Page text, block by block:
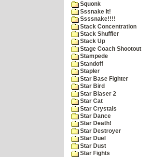
Squonk
Sssnake It!
Ssssnake!!!!
Stack Concentration
Stack Shuffler
Stack Up
Stage Coach Shootout
Stampede
Standoff
Stapler
Star Base Fighter
Star Bird
Star Blaser 2
Star Cat
Star Crystals
Star Dance
Star Death!
Star Destroyer
Star Duel
Star Dust
Star Fights